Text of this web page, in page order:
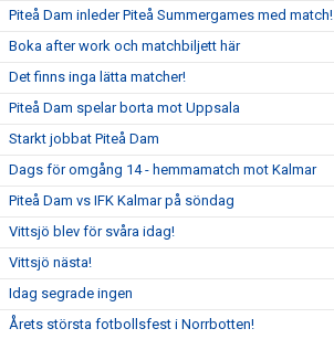
Piteå Dam inleder Piteå Summergames med match!
Boka after work och matchbiljett här
Det finns inga lätta matcher!
Piteå Dam spelar borta mot Uppsala
Starkt jobbat Piteå Dam
Dags för omgång 14 - hemmamatch mot Kalmar
Piteå Dam vs IFK Kalmar på söndag
Vittsjö blev för svåra idag!
Vittsjö nästa!
Idag segrade ingen
Årets största fotbollsfest i Norrbotten!